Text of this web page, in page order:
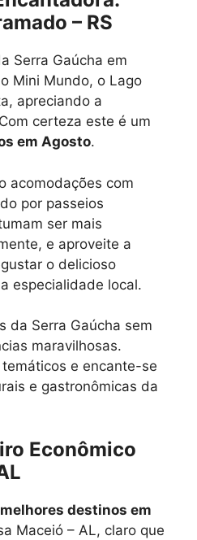
– RS
Serra Gaúcha em
Mini Mundo, o Lago
apreciando a
certeza este é um
em Agosto.
acomodações com
por passeios
ser mais
e aproveite a
o delicioso
especialidade local.
da Serra Gaúcha sem
maravilhosas.
e encante-se
e gastronômicas da
Econômico
melhores destinos em
Maceió – AL, claro que